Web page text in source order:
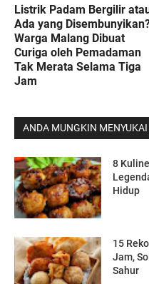
Listrik Padam Bergilir
Ada yang
Warga Malang Dibuat
Curiga oleh Pemadaman
Tak Merata Selama Tiga
Jam
ANDA MUNGKIN
8
Hidup
15
Jam,
Sahur